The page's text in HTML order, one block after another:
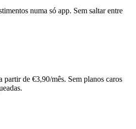
numa só app. Sem saltar entre
partir de €3,90/mês. Sem planos caros